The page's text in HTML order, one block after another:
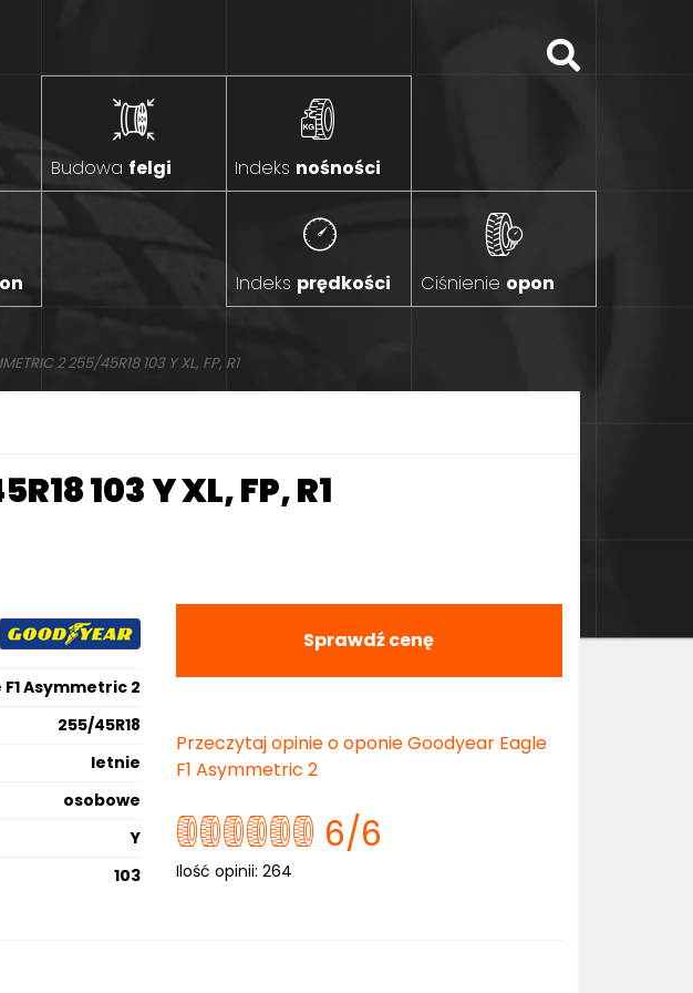
Budowa felgi Indeks nośności
Indeks prędkości Ciśnienie opon
2 255/45R18 103 Y XL, FP, R1
103 Y XL, FP, R1
F1 Asymmetric 2
255/45R18
letnie
osobowe
Y
103
Sprawdź cenę
Przeczytaj opinie o oponie Goodyear Eagle
F1 Asymmetric 2
6/6
Ilość opinii: 264